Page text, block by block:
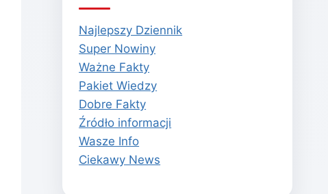
Najlepszy Dziennik
Super Nowiny
Ważne Fakty
Pakiet Wiedzy
Dobre Fakty
Źródło informacji
Wasze Info
Ciekawy News